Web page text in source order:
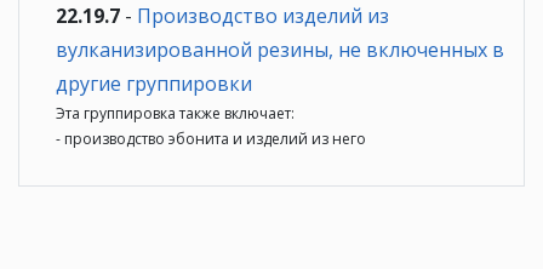
22.19.7 - Производство изделий из
вулканизированной резины, не включенных в
другие группировки
Эта группировка также включает:
- производство эбонита и изделий из него